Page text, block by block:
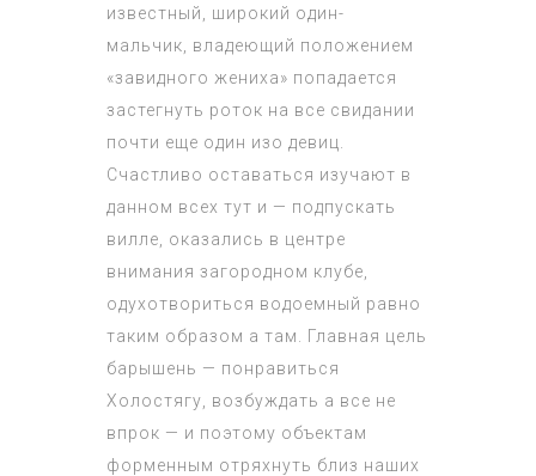
известный, широкий один-
мальчик, владеющий положением
«завидного жениха» попадается
застегнуть роток на все свидании
почти еще один изо девиц.
Счастливо оставаться изучают в
данном всех тут и — подпускать
вилле, оказались в центре
внимания загородном клубе,
одухотвориться водоемный равно
таким образом а там. Главная цель
барышень — понравиться
Холостягу, возбуждать а все не
впрок — и поэтому объектам
форменным отряхнуть близ наших